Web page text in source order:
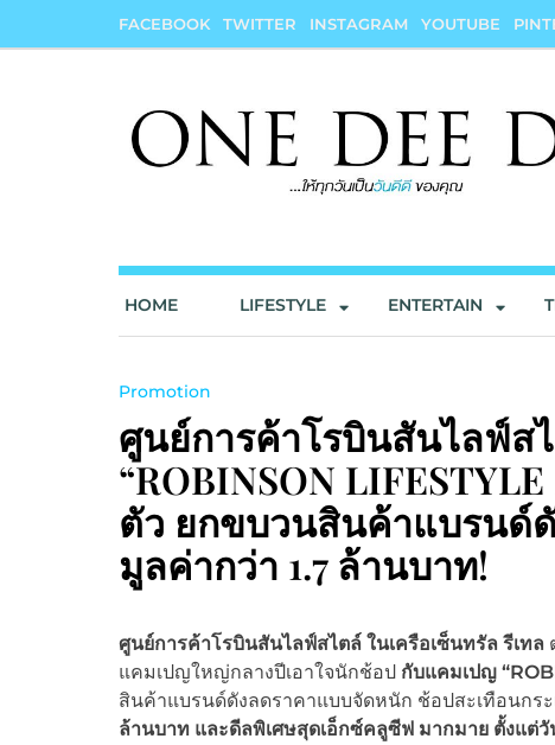
FACEBOOK TWITTER INSTAGRAM YOUTUBE
HOME LIFESTYLE ENTERTAIN
Promotion
ศูนย์การค้าโรบินสันไลฟ์ส
“ROBINSON
ตัว ยกขบวนสินค้าแบรนด์
มูลค่ากว่า 1.7 ล้านบาท!
ศูนย์การค้าโรบินสันไลฟ์สไตล์ ในเครือเซ็นทรัล รีเทล
แคมเปญใหญ่กลางปีเอาใจนักช้อป กับแคมเปญ “
สินค้าแบรนด์ดังลดราคาแบบจัดหนัก ช้อปสะเทือนกระ
ล้านบาท และดีลพิเศษสุดเอ็กซ์คลูซีฟ มากมาย ตั้งแต่